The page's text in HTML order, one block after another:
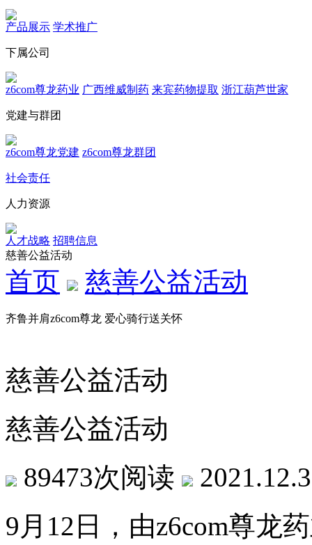
产品展示 学术推广
下属公司
z6com尊龙药业 广西维威制药 来宾药物提取 浙江葫芦世家
党建与群团
z6com尊龙党建 z6com尊龙群团
社会责任
人力资源
人才战略 招聘信息
慈善公益活动
首页 慈善公益活动
齐鲁并肩z6com尊龙 爱心骑行送关怀
慈善公益活动
慈善公益活动
89473次阅读
9月12日，由z6com尊龙